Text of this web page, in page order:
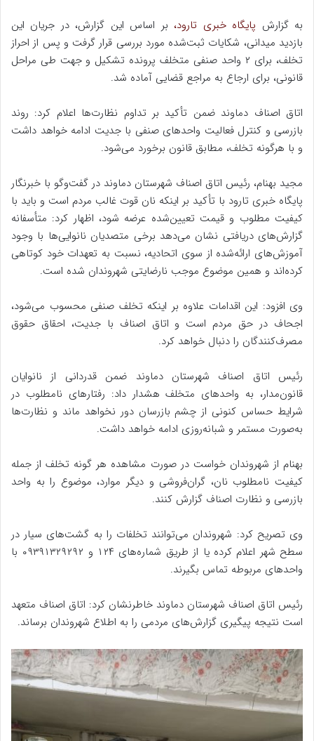
به گزارش پایگاه خبری تارود، بر اساس این گزارش، در جریان این
بازدید میدانی، شکایات ثبت‌شده مورد بررسی قرار گرفت و پس از احراز
تخلف، برای ۲ واحد صنفی متخلف پرونده تشکیل و جهت طی مراحل
قانونی، برای ارجاع به مراجع قضایی آماده شد.
اتاق اصناف دماوند ضمن تأکید بر تداوم نظارت‌ها اعلام کرد: روند
بازرسی و کنترل فعالیت واحدهای صنفی با جدیت ادامه خواهد داشت
و با هرگونه تخلف، مطابق قانون برخورد می‌شود.
مجید بهنام، رئیس اتاق اصناف شهرستان دماوند در گفت‌وگو با خبرنگار
پایگاه خبری تارود با تأکید بر اینکه نان قوت غالب مردم است و باید با
کیفیت مطلوب و قیمت تعیین‌شده عرضه شود، اظهار کرد: متأسفانه
گزارش‌های دریافتی نشان می‌دهد برخی متصدیان نانوایی‌ها با وجود
آموزش‌های ارائه‌شده از سوی اتحادیه، نسبت به تعهدات خود کوتاهی
کرده‌اند و همین موضوع موجب نارضایتی شهروندان شده است.
وی افزود: این اقدامات علاوه بر اینکه تخلف صنفی محسوب می‌شود،
اجحاف در حق مردم است و اتاق اصناف با جدیت، احقاق حقوق
مصرف‌کنندگان را دنبال خواهد کرد.
رئیس اتاق اصناف شهرستان دماوند ضمن قدردانی از نانوایان
قانون‌مدار، به واحدهای متخلف هشدار داد: رفتارهای نامطلوب در
شرایط حساس کنونی از چشم بازرسان دور نخواهد ماند و نظارت‌ها
به‌صورت مستمر و شبانه‌روزی ادامه خواهد داشت.
بهنام از شهروندان خواست در صورت مشاهده هر گونه تخلف از جمله
کیفیت نامطلوب نان، گران‌فروشی و دیگر موارد، موضوع را به واحد
بازرسی و نظارت اصناف گزارش کنند.
وی تصریح کرد: شهروندان می‌توانند تخلفات را به گشت‌های سیار در
سطح شهر اعلام کرده یا از طریق شماره‌های ۱۲۴ و ۰۹۳۹۱۳۲۹۲۹۲ با
واحدهای مربوطه تماس بگیرند.
رئیس اتاق اصناف شهرستان دماوند خاطرنشان کرد: اتاق اصناف متعهد
است نتیجه پیگیری گزارش‌های مردمی را به اطلاع شهروندان برساند.